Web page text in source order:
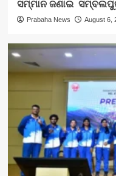
ସମ୍ମାନ ଜଣାଇ
Prabaha News August 6,